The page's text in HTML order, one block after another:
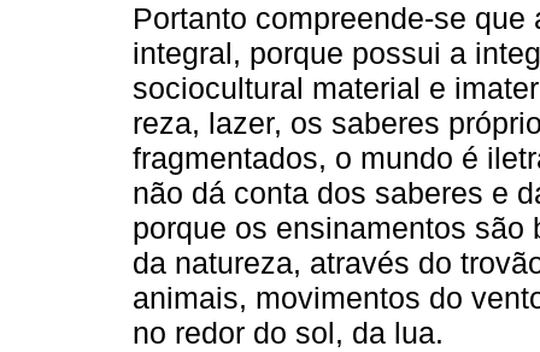
Portanto compreende-se
integral, porque possui a
sociocultural material e
reza, lazer, os saberes
fragmentados, o mundo é
não dá conta dos saberes e
porque os ensinamentos
da natureza, através do
animais, movimentos do
no redor do sol, da lua.